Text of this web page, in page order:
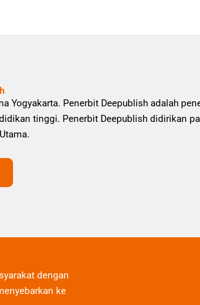
Yogyakarta. Penerbit Deepublish adalah
tinggi. Penerbit Deepublish didirikan
dengan
ke